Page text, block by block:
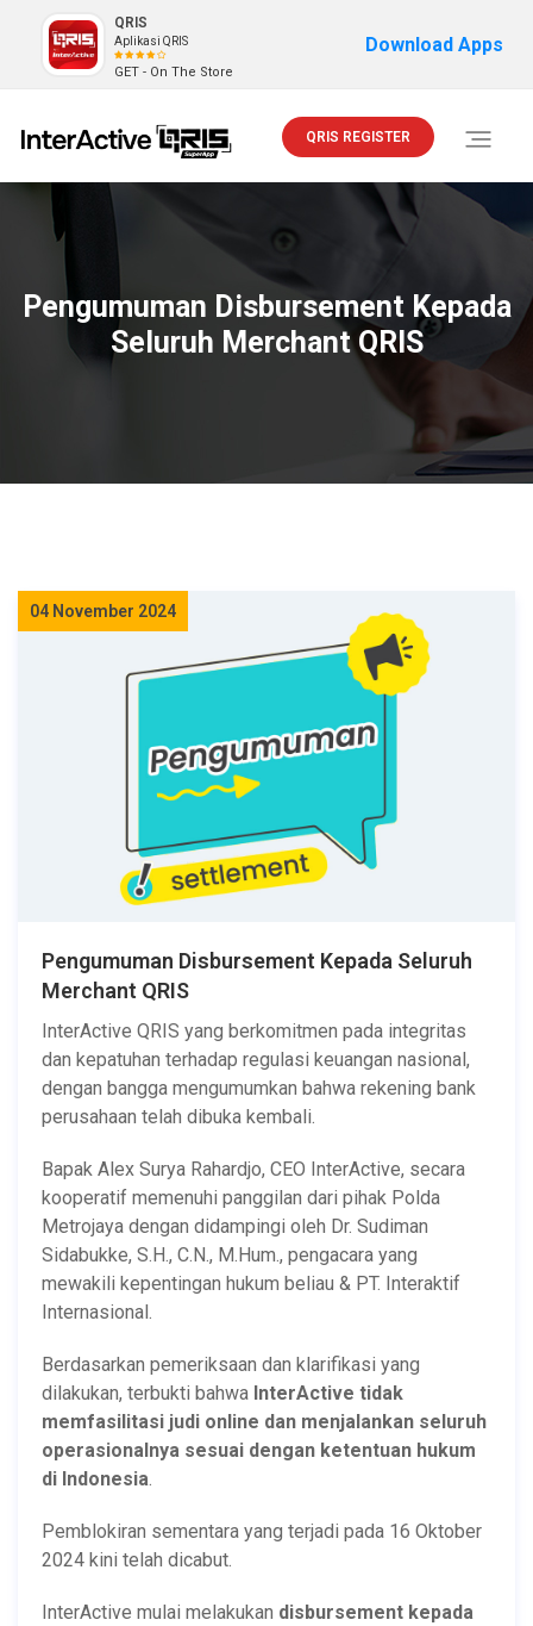
QRIS
Aplikasi QRIS
GET - On The Store
Download Apps
Toggle
QRIS REGISTER
Pengumuman Disbursement Kepada
Seluruh Merchant QRIS
04 November 2024
Pengumuman Disbursement Kepada Seluruh
Merchant QRIS
InterActive QRIS yang berkomitmen pada integritas
dan kepatuhan terhadap regulasi keuangan nasional,
dengan bangga mengumumkan bahwa rekening bank
perusahaan telah dibuka kembali.
Bapak Alex Surya Rahardjo, CEO InterActive, secara
kooperatif memenuhi panggilan dari pihak Polda
Metrojaya dengan didampingi oleh Dr. Sudiman
Sidabukke, S.H., C.N., M.Hum., pengacara yang
mewakili kepentingan hukum beliau & PT. Interaktif
Internasional.
Berdasarkan pemeriksaan dan klarifikasi yang
dilakukan, terbukti bahwa InterActive tidak
memfasilitasi judi online dan menjalankan seluruh
operasionalnya sesuai dengan ketentuan hukum
di Indonesia.
Pemblokiran sementara yang terjadi pada 16 Oktober
2024 kini telah dicabut.
InterActive mulai melakukan disbursement kepada